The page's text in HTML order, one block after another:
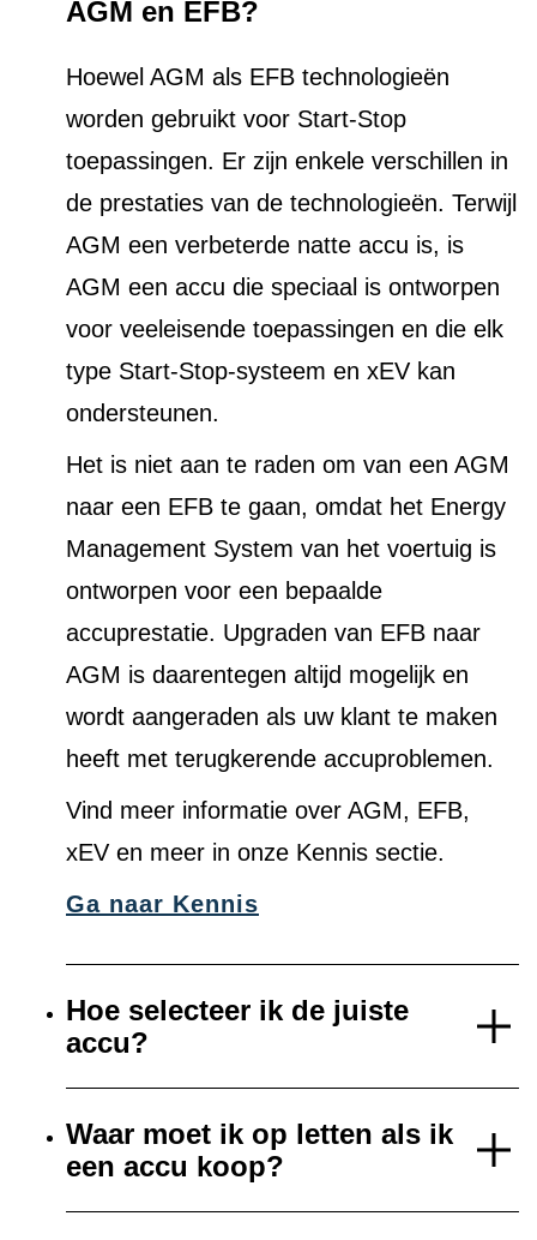
AGM en EFB?
Hoewel AGM als EFB technologieën
worden gebruikt voor Start-Stop
toepassingen. Er zijn enkele verschillen in
de prestaties van de technologieën. Terwijl
AGM een verbeterde natte accu is, is
AGM een accu die speciaal is ontworpen
voor veeleisende toepassingen en die elk
type Start-Stop-systeem en xEV kan
ondersteunen.
Het is niet aan te raden om van een AGM
naar een EFB te gaan, omdat het Energy
Management System van het voertuig is
ontworpen voor een bepaalde
accuprestatie. Upgraden van EFB naar
AGM is daarentegen altijd mogelijk en
wordt aangeraden als uw klant te maken
heeft met terugkerende accuproblemen.
Vind meer informatie over AGM, EFB,
xEV en meer in onze Kennis sectie.
Ga naar Kennis
Hoe selecteer ik de juiste
accu?
Waar moet ik op letten als ik
een accu koop?